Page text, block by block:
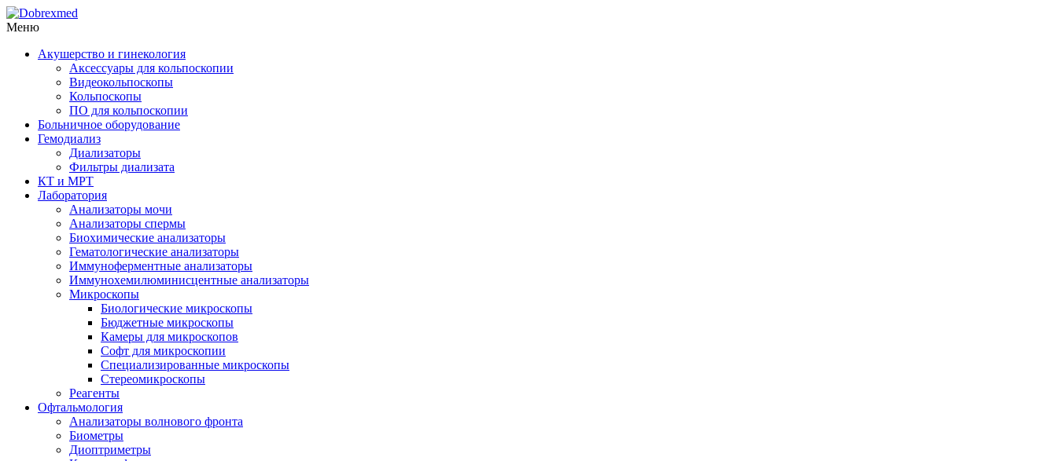
Меню
Акушерство и гинекология
Аксессуары для кольпоскопии
Видеокольпоскопы
Кольпоскопы
ПО для кольпоскопии
Больничное оборудование
Гемодиализ
Диализаторы
Фильтры диализата
КТ и МРТ
Лаборатория
Анализаторы мочи
Анализаторы спермы
Биохимические анализаторы
Гематологические анализаторы
Иммуноферментные анализаторы
Иммунохемилюминисцентные анализаторы
Микроскопы
Биологические микроскопы
Бюджетные микроскопы
Камеры для микроскопов
Софт для микроскопии
Специализированные микроскопы
Стереомикроскопы
Реагенты
Офтальмология
Анализаторы волнового фронта
Биометры
Диоптриметры